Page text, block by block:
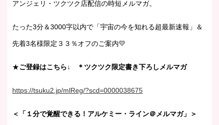
アンジェリ・ツクツク店配信の時短メルマガ。
たった3分＆3000字以内で「宇宙の今を知れる超最新速報」＆
先着3名様限定３３％オフのご案内💛
★ご登録はこちら↓ ＊ツクツク限定書き下ろしメルマガ
https://tsuku2.jp/mlReg/?scd=0000038675
＜「１分で覚醒できる！アルケミー・ライン＠メルマガ」＞